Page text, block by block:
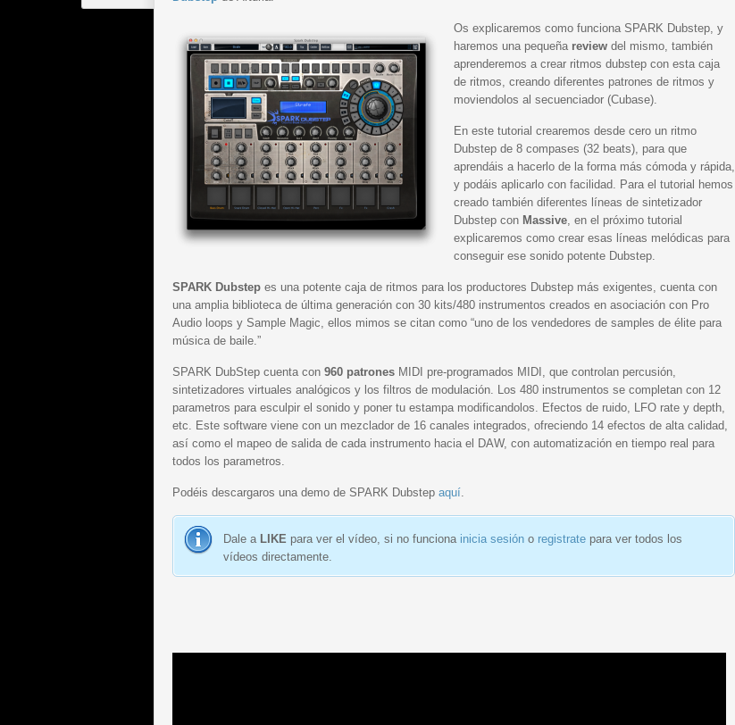
Os explicaremos como funciona SPARK Dubstep, y
haremos una pequeña review del mismo, también
aprenderemos a crear ritmos dubstep con esta caja
de ritmos, creando diferentes patrones de ritmos y
moviendolos al secuenciador (Cubase).
En este tutorial crearemos desde cero un ritmo
Dubstep de 8 compases (32 beats), para que
aprendáis a hacerlo de la forma más cómoda y rápida,
y podáis aplicarlo con facilidad. Para el tutorial hemos
creado también diferentes líneas de sintetizador
Dubstep con Massive, en el próximo tutorial
explicaremos como crear esas líneas melódicas para
conseguir ese sonido potente Dubstep.
SPARK Dubstep es una potente caja de ritmos para los productores Dubstep más exigentes, cuenta con
una amplia biblioteca de última generación con 30 kits/480 instrumentos creados en asociación con Pro
Audio loops y Sample Magic, ellos mimos se citan como “uno de los vendedores de samples de élite para
música de baile.”
SPARK DubStep cuenta con 960 patrones MIDI pre-programados MIDI, que controlan percusión,
sintetizadores virtuales analógicos y los filtros de modulación. Los 480 instrumentos se completan con 12
parametros para esculpir el sonido y poner tu estampa modificandolos. Efectos de ruido, LFO rate y depth,
etc. Este software viene con un mezclador de 16 canales integrados, ofreciendo 14 efectos de alta calidad,
así como el mapeo de salida de cada instrumento hacia el DAW, con automatización en tiempo real para
todos los parametros.
Podéis descargaros una demo de SPARK Dubstep aquí.
Dale aLIKE para ver el vídeo, si no funciona inicia sesión o registrate para ver todos los
vídeos directamente.